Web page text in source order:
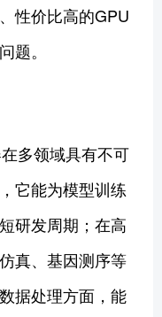
性价比高的GPU
题。
多领域具有不可
它能为模型训练
研发周期；在高
真、基因测序等
据处理方面，能